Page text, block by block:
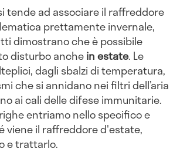
in estate
raffreddore e tosse in estate
raffreddore estivo
tende ad associare il raffreddore
prettamente invernale,
dimostrano che è possibile